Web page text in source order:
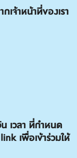
เจ้าหน้าที่ของเรา
เวลา ที่กำหนด
เพื่อเข้าร่วมให้